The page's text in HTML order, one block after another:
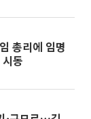
총리에 임명
동